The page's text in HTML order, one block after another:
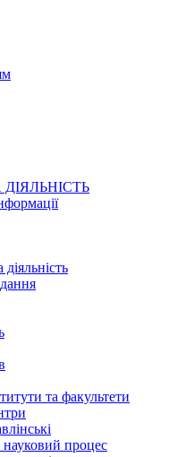
та факультети
процес